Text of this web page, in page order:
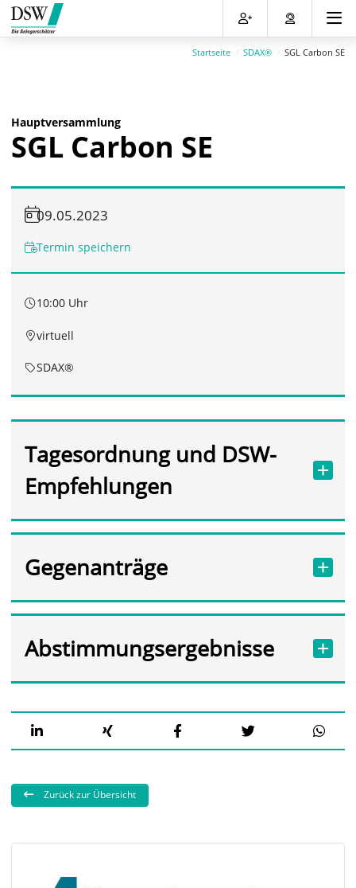
Direkt
zum
Inhalt
Direkt
zum
Hauptmenu
Direkt
zur
Suche
Direkt
zum
Footer
Startseite SDAX® SGL Carbon SE
Hauptversammlung
SGL Carbon SE
09.05.2023
Termin speichern
10:00 Uhr
virtuell
SDAX®
Tagesordnung und DSW-
Empfehlungen
Gegenanträge
Abstimmungsergebnisse
Zurück zur Übersicht